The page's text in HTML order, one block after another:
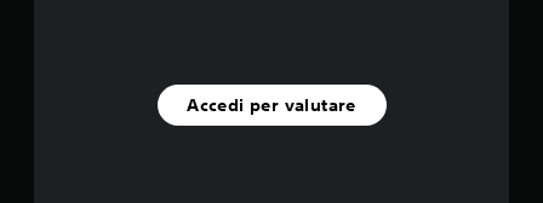
Accedi per valutare